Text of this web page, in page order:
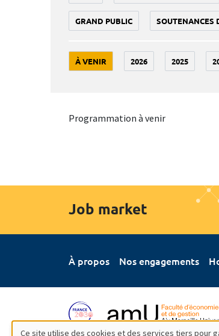
GRAND PUBLIC SOUTENANCES
À VENIR 2026 2025
Programmation à venir
Job market
À propos Nos engagements
Ce site utilise des cookies et des services tiers pour